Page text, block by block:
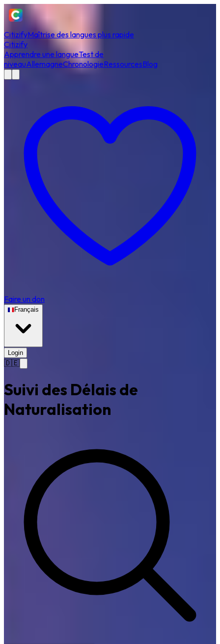
CitizifyMaîtrise des langues plus rapide
Citizify
Apprendre une langueTest de
niveauAllemagneChronologieRessourcesBlog
Faire un don
Français
Login
🇩🇪
Suivi des Délais de
Naturalisation